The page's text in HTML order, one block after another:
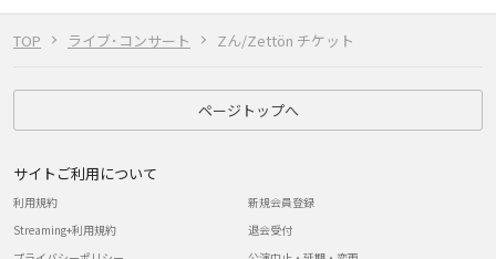
TOP ライブ･コンサート Zん/Zettön チケット
ページトップへ
サイトご利用について
利用規約
Streaming+利用規約
新規会員登録
退会受付